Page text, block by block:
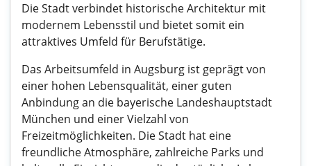
Die Stadt verbindet historische Architektur mit
modernem Lebensstil und bietet somit ein
attraktives Umfeld für Berufstätige.
Das Arbeitsumfeld in Augsburg ist geprägt von
einer hohen Lebensqualität, einer guten
Anbindung an die bayerische Landeshauptstadt
München und einer Vielzahl von
Freizeitmöglichkeiten. Die Stadt hat eine
freundliche Atmosphäre, zahlreiche Parks und